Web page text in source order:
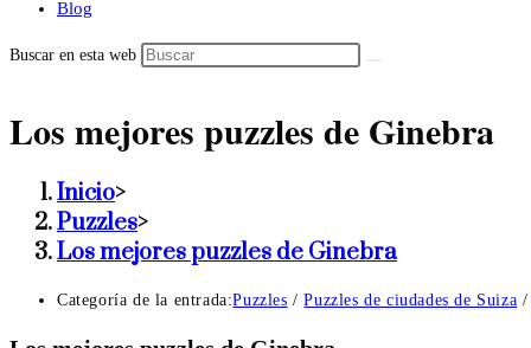
Blog
Buscar en esta web
Los mejores puzzles de Ginebra
Inicio>
Puzzles>
Los mejores puzzles de Ginebra
Categoría de la entrada:Puzzles / Puzzles de ciudades de Suiza /